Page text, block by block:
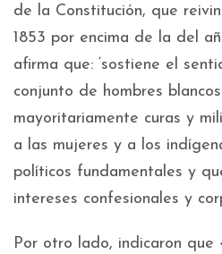
de la Constitución, que
1853 por encima de la del
afirma que: ‘sostiene el
conjunto de hombres
mayoritariamente curas y
a las mujeres y a los
políticos fundamentales y
intereses confesionales y
Por otro lado, indicaron que